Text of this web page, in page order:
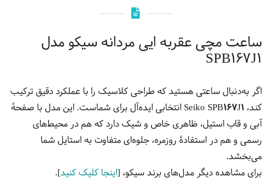
ساعت مچی عقربه ایی مردانه سیکو مدل
SPB167J1
اگر به‌دنبال ساعتی هستید که طراحی کلاسیک را با عملکرد دقیق ترکیب
کند، Seiko SPB167J1 انتخابی ایده‌آل برای شماست. این مدل با صفحهٔ
آبی و قاب استیل، ظاهری خاص و شیک دارد که هم در محیط‌های
رسمی و هم در استفادهٔ روزمره، جلوه‌ای متفاوت به استایل شما
می‌بخشد.
برای مشاهده دیگر مدل‌های برند سیکو، [اینجا کلیک کنید].